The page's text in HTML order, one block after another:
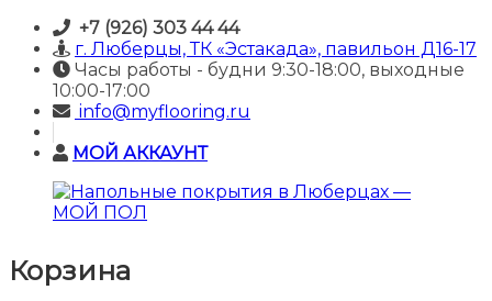
Skip
content
+7 (926) 303 44 44
г. Люберцы, ТК «Эстакада», павильон Д16-17
Часы работы - будни 9:30-18:00, выходные
10:00-17:00
info@myflooring.ru
МОЙ АККАУНТ
Напольные
покрытия
Корзина